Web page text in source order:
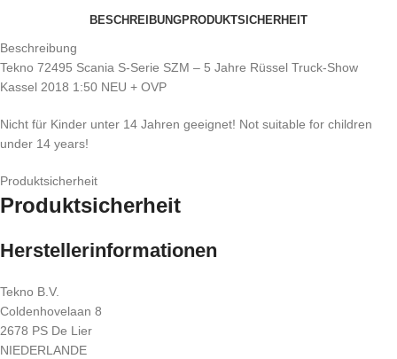
BESCHREIBUNGPRODUKTSICHERHEIT
Beschreibung
Tekno 72495 Scania S-Serie SZM – 5 Jahre Rüssel Truck-Show
Kassel 2018 1:50 NEU + OVP
Nicht für Kinder unter 14 Jahren geeignet! Not suitable for children
under 14 years!
Produktsicherheit
Produktsicherheit
Herstellerinformationen
Tekno B.V.
Coldenhovelaan 8
2678 PS De Lier
NIEDERLANDE